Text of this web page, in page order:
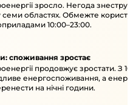
зросло. Негода
семи областях. Обмежте
10:00–23:00.
споживання зростає
продовжує зростати. З
енергоспоживання, а
на нічні години.